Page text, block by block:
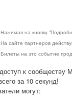
Нажимая на кнопку
На сайте партнеров
Билеты на это событие
доступ к сообществу
за 10 секунд!
могут: